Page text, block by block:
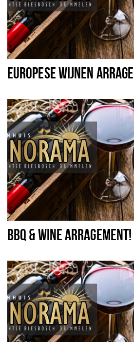
EUROPESE WIJNEN
BBQ & WINE ARRAGEMENT!